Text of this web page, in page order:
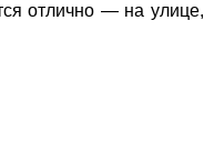
отлично — на улице,